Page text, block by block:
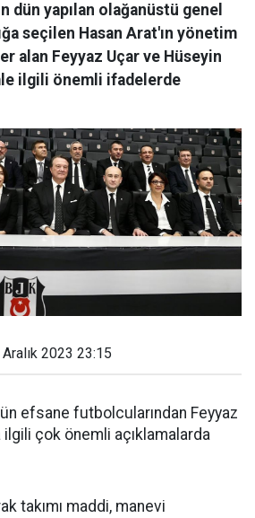
dün yapılan olağanüstü genel
seçilen Hasan Arat'ın yönetim
alan Feyyaz Uçar ve Hüseyin
ilgili önemli ifadelerde
Aralık 2023 23:15
efsane futbolcularından Feyyaz
ilgili çok önemli açıklamalarda
takımı maddi, manevi